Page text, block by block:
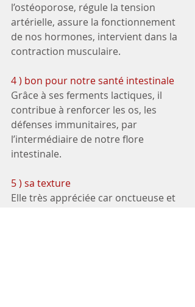
l’ostéoporose, régule la tension
artérielle, assure la fonctionnement
de nos hormones, intervient dans la
contraction musculaire.
4 ) bon pour notre santé intestinale
Grâce à ses ferments lactiques, il
contribue à renforcer les os, les
défenses immunitaires, par
l’intermédiaire de notre flore
intestinale.
5 ) sa texture
Elle très appréciée car onctueuse et